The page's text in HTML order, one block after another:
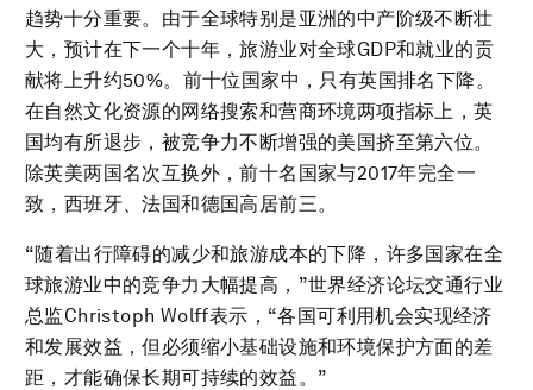
趋势十分重要。由于全球特别是亚洲的中产阶级不断壮
大，预计在下一个十年，旅游业对全球GDP和就业的贡
献将上升约50%。前十位国家中，只有英国排名下降。
在自然文化资源的网络搜索和营商环境两项指标上，英
国均有所退步，被竞争力不断增强的美国挤至第六位。
除英美两国名次互换外，前十名国家与2017年完全一
致，西班牙、法国和德国高居前三。
“随着出行障碍的减少和旅游成本的下降，许多国家在全
球旅游业中的竞争力大幅提高，”世界经济论坛交通行业
总监Christoph Wolff表示，“各国可利用机会实现经济
和发展效益，但必须缩小基础设施和环境保护方面的差
距，才能确保长期可持续的效益。”